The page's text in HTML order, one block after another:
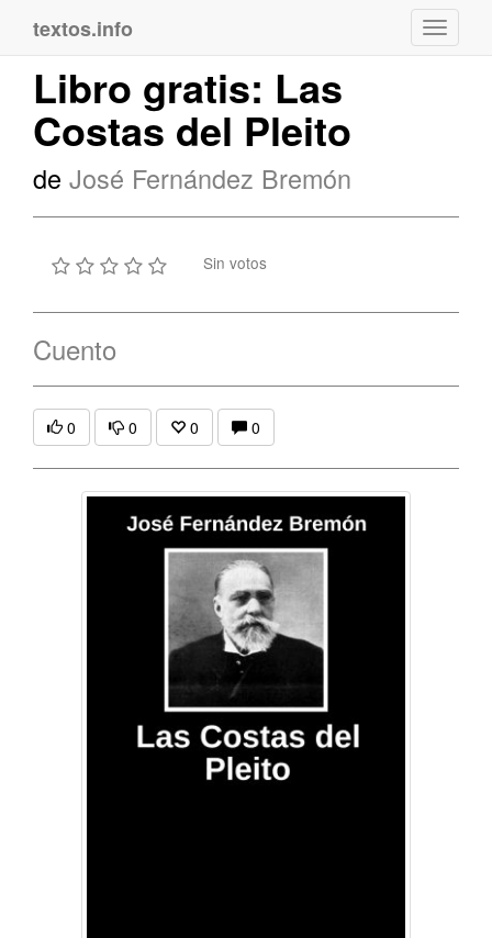
textos.info
Libro gratis: Las
Costas del Pleito
de José Fernández Bremón
Sin votos
Cuento
0 0 0 0